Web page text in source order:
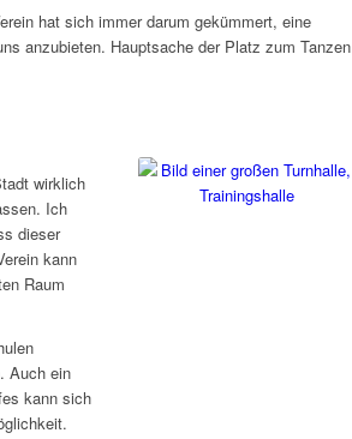
hat sich immer darum gekümmert, eine
anzubieten. Hauptsache der Platz zum Tanzen
wirklich
Ich
dieser
kann
Raum
Auch ein
kann sich